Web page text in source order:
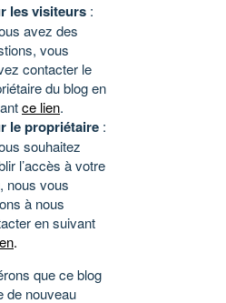
les visiteurs :
avez des
vous
contacter le
du blog en
ce lien.
le propriétaire :
souhaitez
l’accès à votre
nous vous
à nous
en suivant
.
que ce blog
de nouveau